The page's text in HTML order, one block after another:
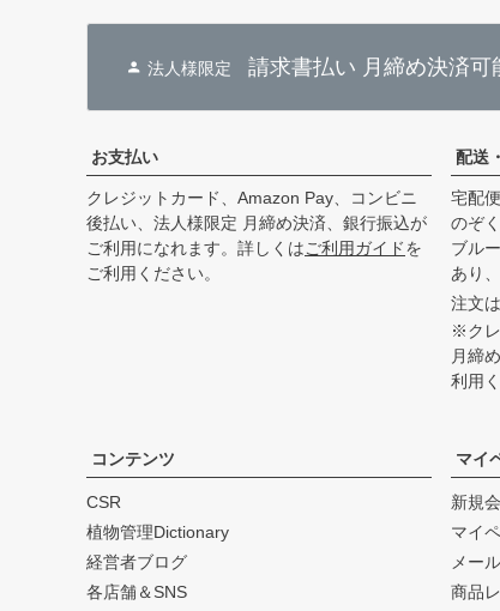
法人様限定請求書払い 月締め決済可
お支払い
クレジットカード、Amazon Pay、コンビニ
後払い、法人様限定 月締め決済、銀行振込が
ご利用になれます。詳しくはご利用ガイドを
ご利用ください。
配送
宅配
のぞく
ブル
あり
注文は
※ク
月締
利用
コンテンツ
CSR
植物管理Dictionary
経営者ブログ
各店舗＆SNS
マイ
新規
マイ
メー
商品